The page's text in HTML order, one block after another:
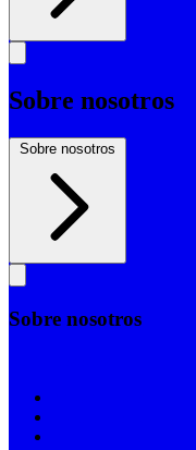
Sobre nosotros
Sobre nosotros
Sobre nosotros